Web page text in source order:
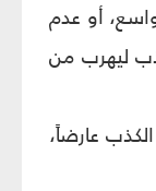
أو عدم
ليهرب من
عارضاً،